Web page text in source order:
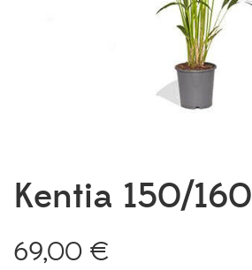
Kentia 150/160
69,00 €